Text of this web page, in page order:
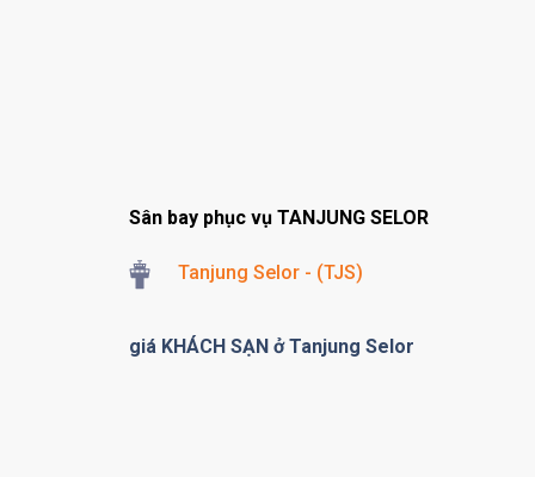
Sân bay phục vụ TANJUNG SELOR
Tanjung Selor - (TJS)
giá KHÁCH SẠN ở Tanjung Selor